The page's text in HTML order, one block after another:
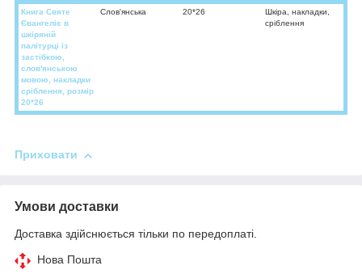
Книга Святе
Євангеліє в
шкіряній
палітурці із
застібкою,
слов'янською
мовою, накладки
сріблення, розмір
20*26
Слов'янська 20*26
Шкіра, накладки,
сріблення
Приховати
Умови доставки
Доставка здійснюється тільки по передоплаті.
Нова Пошта